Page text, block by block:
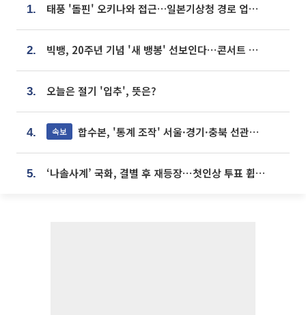
1. 태풍 '돌핀' 오키나와 접근…일본기상청 경로 업데이트
2. 빅뱅, 20주년 기념 '새 뱅봉' 선보인다⋯콘서트 앞두고 팝업 개최
3. 오늘은 절기 '입추', 뜻은?
4. 속보 합수본, '통계 조작' 서울·경기·충북 선관위 등 추가 압수수색
5. ‘나솔사계’ 국화, 결별 후 재등장⋯첫인상 투표 휩쓸고 ‘인기녀’ 등극